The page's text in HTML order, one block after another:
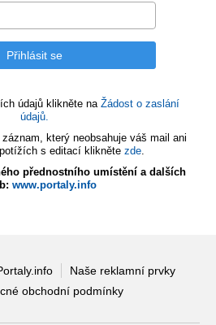
údajů klikněte na Žádost o zaslání
údajů.
který neobsahuje váš mail ani
s editací klikněte zde.
přednostního umístění a dalších
www.portaly.info
Naše reklamní prvky
obchodní podmínky